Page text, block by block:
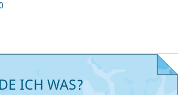
ICH WAS?